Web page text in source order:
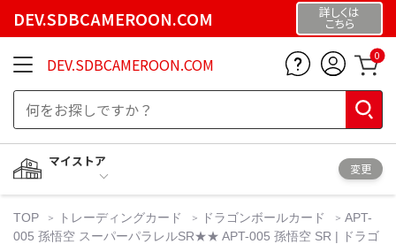
DEV.SDBCAMEROON.COM 詳しくは
こちら
DEV.SDBCAMEROON.COM 0
マイストア
変更
TOP トレーディングカード ドラゴンボールカード
APT-
005 孫悟空 スーパーパラレルSR★★ APT-005 孫悟空 SR | ドラゴ